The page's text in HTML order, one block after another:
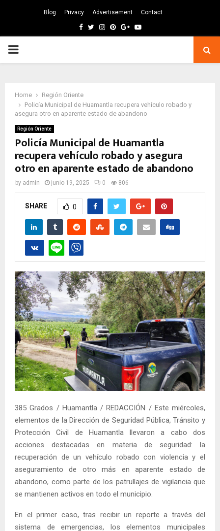
Blog Privacy Advertisement Contact
Facebook
TwitterInstagram
Pinterest
GoogleYoutube
PRIMARY
Home
Región Oriente
Policía Municipal de Huamantla recupera vehículo robado y
asegura otro en aparente estado de abandono
Región Oriente
Policía Municipal de Huamantla
recupera vehículo robado y asegura
otro en aparente estado de abandono
by admin junio 19, 2025 0 806
SHARE 0
385 Grados / Huamantla / REDACCIÓN / Este miércoles,
elementos de la Dirección de Seguridad Pública, Tránsito y
Protección Civil de Huamantla llevaron a cabo dos
acciones destacadas en materia de seguridad: la
recuperación de un vehículo robado con violencia y el
aseguramiento de otro más en aparente estado de
abandono, como parte de los patrullajes de vigilancia que
se mantienen activos en todo el municipio.
En el primer caso, tras recibir un reporte a través del
sistema de emergencias, los elementos municipales